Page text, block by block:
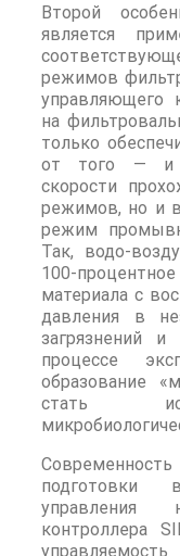
Второй
является
режимов
управляющего
на
только
от того — и
скорости
режимов, но и
режим
Так, водо-
100-
материала с
давления в
загрязнений
процессе
образование
стать
подготовки
управления
контроллера